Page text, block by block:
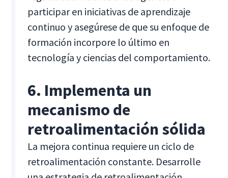
participar en iniciativas de aprendizaje
continuo y asegúrese de que su enfoque de
formación incorpore lo último en
tecnología y ciencias del comportamiento.
6. Implementa un
mecanismo de
retroalimentación sólida
La mejora continua requiere un ciclo de
retroalimentación constante. Desarrolle